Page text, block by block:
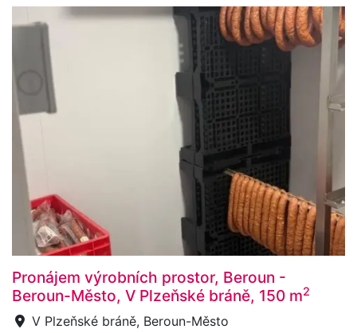
Pronájem výrobních prostor, Beroun -
Beroun-Město, V Plzeňské bráně, 150 m2
V Plzeňské bráně, Beroun-Město